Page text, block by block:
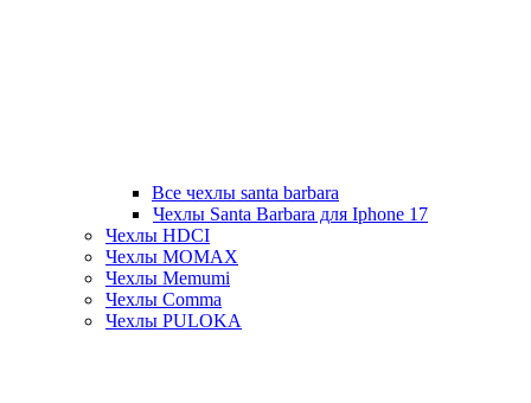
Все чехлы santa barbara
Чехлы Santa Barbara для Iphone 17
Чехлы HDCI
Чехлы MOMAX
Чехлы Memumi
Чехлы Comma
Чехлы PULOKA